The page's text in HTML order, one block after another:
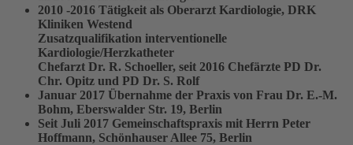
2010 -2016 Tätigkeit als Oberarzt Kardiologie, DRK
Kliniken Westend
Zusatzqualifikation interventionelle
Kardiologie/Herzkatheter
Chefarzt Dr. R. Schoeller, seit 2016 Chefärzte PD Dr.
Chr. Opitz und PD Dr. S. Rolf
Januar 2017 Übernahme der Praxis von Frau Dr. E.-M.
Bohm, Eberswalder Str. 19, Berlin
Seit Juli 2017 Gemeinschaftspraxis mit Herrn Peter
Hoffmann, Schönhauser Allee 75, Berlin